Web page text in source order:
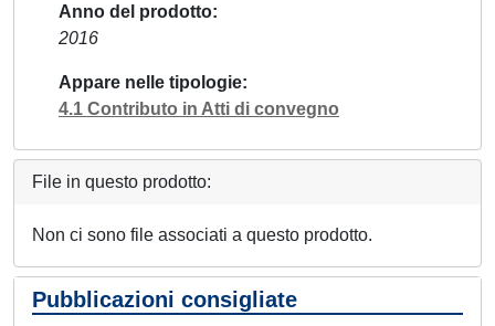
Anno del prodotto
2016
Appare nelle tipologie
4.1 Contributo in Atti di convegno
File in questo prodotto:
Non ci sono file associati a questo prodotto.
Pubblicazioni consigliate